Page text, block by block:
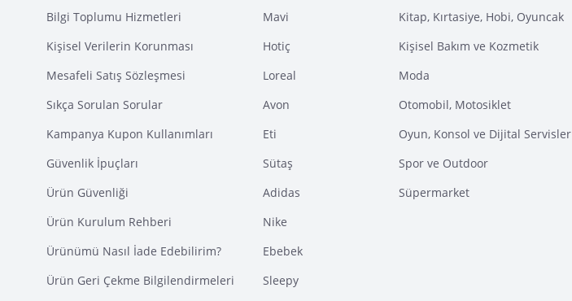
Bilgi Toplumu Hizmetleri
Kişisel Verilerin Korunması
Mesafeli Satış Sözleşmesi
Sıkça Sorulan Sorular
Kampanya Kupon Kullanımları
Güvenlik İpuçları
Ürün Güvenliği
Ürün Kurulum Rehberi
Ürünümü Nasıl İade Edebilirim?
Ürün Geri Çekme Bilgilendirmeleri
Mavi
Hotiç
Loreal
Avon
Eti
Sütaş
Adidas
Nike
Ebebek
Sleepy
Kitap, Kırtasiye, Hobi, Oyuncak
Kişisel Bakım ve Kozmetik
Moda
Otomobil, Motosiklet
Oyun, Konsol ve Dijital Servisler
Spor ve Outdoor
Süpermarket